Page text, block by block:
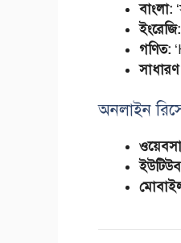
বাংলা:
ইংরেজি:
গণিত:
সাধারণ
অনলাইন